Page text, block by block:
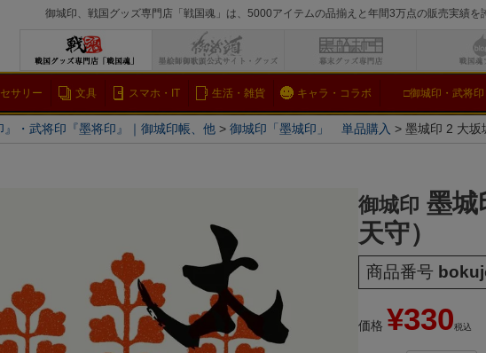
御城印、戦国グッズ専門店「戦国魂」は、5000アイテムの品揃えと年間3万点の販売実績
検索
サリー 文具 スマホ・IT 生活・雑貨 キャラ・コラボ □御城印・武将印
』・武将印『墨将印』｜御城印帳、他 御城印「墨城印」 単品購入 墨城印 2 大坂
御城印 墨城
天守）
商品番号
価格 ¥330税込